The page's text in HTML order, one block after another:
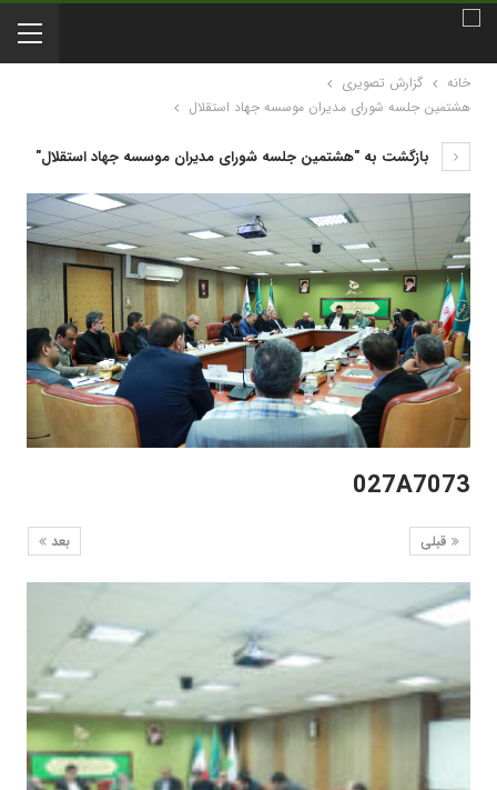
خانه
گزارش تصویری
هشتمین جلسه شورای مدیران موسسه جهاد استقلال
بازگشت به "هشتمین جلسه شورای مدیران موسسه جهاد استقلال"
027A7073
بعد قبلی